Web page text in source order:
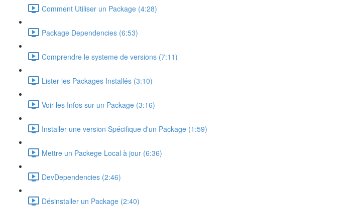
Comment Utiliser un Package (4:28)
Package Dependencies (6:53)
Comprendre le systeme de versions (7:11)
Lister les Packages Installés (3:10)
Voir les Infos sur un Package (3:16)
Installer une version Spécifique d'un Package (1:59)
Mettre un Packege Local à jour (6:36)
DevDependencies (2:46)
Désinstaller un Package (2:40)